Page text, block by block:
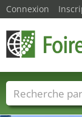
Connexion
Foire noms